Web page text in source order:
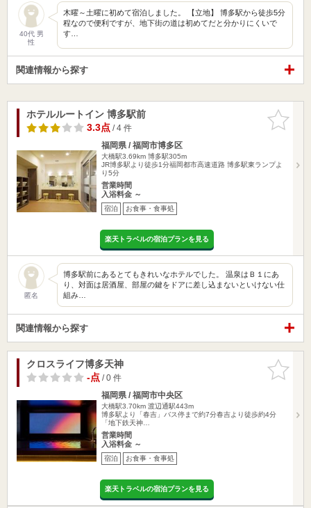
40代 男
性
木曜～土曜に初めて宿泊しました。 【立地】 博多駅から徒歩5分
程なので便利ですが、地下街の道は初めてだと分かりにくいで
す…
関連情報から探す
お気に入
りに追加
ホテルルートイン 博多駅前
3.3点/ 4 件
福岡県 / 福岡市博多区
大橋駅3.69km 博多駅305m
JR博多駅より徒歩1分福岡都市高速道路 博多駅東ランプよ
り5分
営業時間
入浴料金 ～
宿泊 お食事・食事処
楽天トラベルの宿泊プランを見る
匿名
博多駅前にあるとてもきれいなホテルでした。 温泉はＢ１にあ
り、対面は居酒屋、部屋の鍵をドアに差し込まないといけない仕
組み…
関連情報から探す
お気に入
りに追加
クロスライフ博多天神
-点/ 0 件
福岡県 / 福岡市中央区
大橋駅3.70km 渡辺通駅443m
博多駅より「春吉」バス停まで約7分春吉より徒歩約4分
「地下鉄天神…
営業時間
入浴料金 ～
宿泊 お食事・食事処
楽天トラベルの宿泊プランを見る